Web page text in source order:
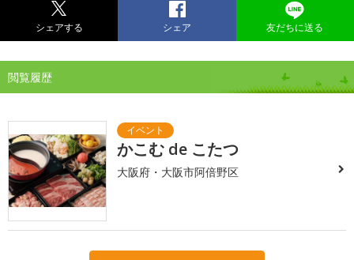
シェアする シェア 友だちに送る
閲覧履歴
かこむ de こたつ
大阪府・大阪市阿倍野区